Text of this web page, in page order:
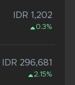
IDR 1,202
0.3%
IDR 296,681
2.15%